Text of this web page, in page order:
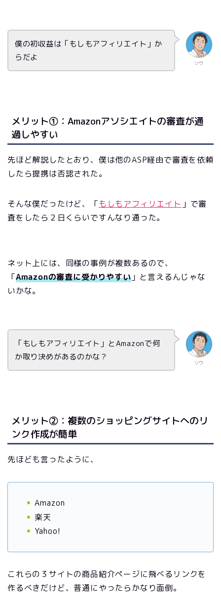
ソウ
僕の初収益は「もしもアフィリエイト」か
らだよ
メリット①：Amazonアソシエイトの審査が通
過しやすい
先ほど解説したとおり、僕は他のASP経由で審査を依頼
したら提携は否認された。
そんな僕だったけど、「もしもアフィリエイト 」で審
査をしたら２日くらいですんなり通った。
ネット上には、同様の事例が複数あるので、
「Amazonの審査に受かりやすい」と言えるんじゃな
いかな。
ソウ
「もしもアフィリエイト」とAmazonで何
か取り決めがあるのかな？
メリット②：複数のショッピングサイトへのリ
ンク作成が簡単
先ほども言ったように、
Amazon
楽天
Yahoo!
これらの３サイトの商品紹介ページに飛べるリンクを
作るべきだけど、普通にやったらかなり面倒。